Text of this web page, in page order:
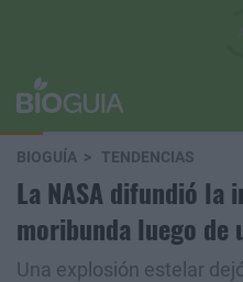
BIOGUÍA TENDENCIAS
La NASA difundió la
moribunda luego de
Una explosión estelar